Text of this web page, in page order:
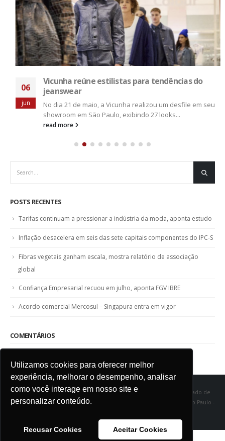
Utilizamos cookies para oferecer melhor
experiência, melhorar o desempenho, analisar
como você interage em nosso site e
personalizar conteúdo.
Recusar Cookies Aceitar Cookies
06
jun
Vicunha reúne estilistas para tendências do
jeanswear
No dia 21 de maio, a Vicunha realizou um desfile em seu
showroom em São Paulo, exibindo 27 looks...
read more
POSTS RECENTES
Tarifas continuam a pressionar a indústria da moda, aponta estudo
Inflação desacelera em seis das sete capitais componentes do IPC-S
Fibras vegetais ganham escala, mostra relatório de associação
global
Confiança Empresarial recuou em julho, aponta FGV IBRE
Acordo comercial Mercosul – Singapura entra em vigor
COMENTÁRIOS
SINDITÊXTIL SP - Sindicato das Indústrias de Fiação e Tecelagem do Estado de
São Paulo Rua Marquês de Itu, 968 - Vila Buarque - Cep 01223-000 - São Paulo -